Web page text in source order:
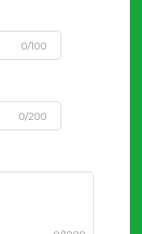
0/100
0/200